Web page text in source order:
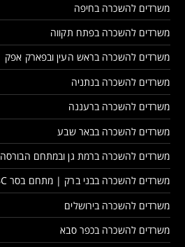
משרדים להשכרה בחיפה
משרדים להשכרה בפתח תקווה
משרדים להשכרה בראש העין ובפארק אפק
משרדים להשכרה בנתניה
משרדים להשכרה ברעננה
משרדים להשכרה בבאר שבע
משרדים להשכרה ברמת גן ובמתחם הבורסה
משרדים להשכרה בבני ברק | מתחם בסר BBC
משרדים להשכרה בירושלים
משרדים להשכרה בכפר סבא